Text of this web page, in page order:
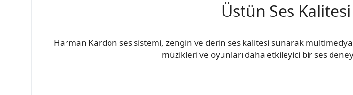
Üstün Ses Kalitesi
Harman Kardon ses sistemi, zengin ve derin ses kalitesi sunarak
müzikleri ve oyunları daha etkileyici bir ses